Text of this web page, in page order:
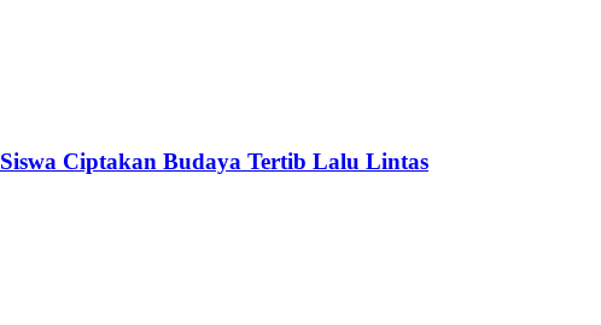
Ciptakan Budaya Tertib Lalu Lintas